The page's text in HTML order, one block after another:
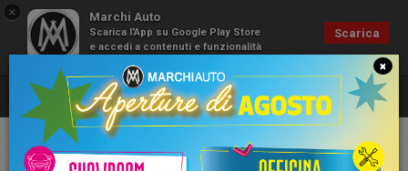
× Marchi Auto
Scarica l'App su Google Play Store
e accedi a contenuti e funzionalità
Scarica
×